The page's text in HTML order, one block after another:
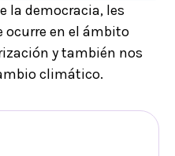
la democracia, les
ocurre en el ámbito
y también nos
climático.